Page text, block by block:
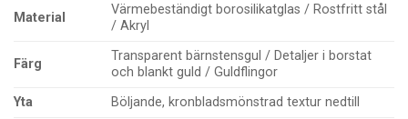
Material
Värmebeständigt borosilikatglas / Rostfritt stål
/ Akryl
Färg
Transparent bärnstensgul / Detaljer i borstat
och blankt guld / Guldflingor
Yta
Böljande, kronbladsmönstrad textur nedtill